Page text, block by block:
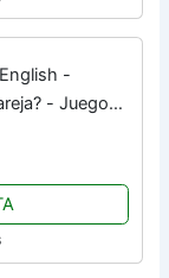
-
- Juego
- Ideal